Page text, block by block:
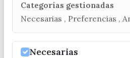
C/ Poniente, 2. CP
Categorias gestionadas
Necesarias